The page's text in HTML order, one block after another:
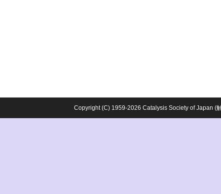
Copyright (C) 1959-2026 Catalysis Society of Japan (